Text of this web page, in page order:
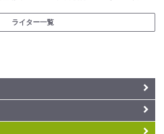
ライター一覧